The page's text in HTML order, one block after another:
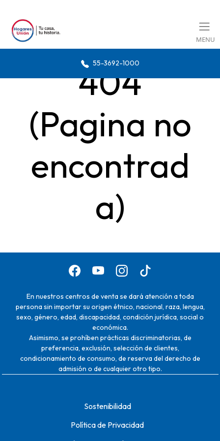
MENU
55-3692-1000
404
(Pagina no
encontrad
a)
En nuestros centros de venta se dará atención a toda
persona sin importar su origen étnico, nacional, raza, lengua,
sexo, género, edad, discapacidad, condición jurídica, social o
económica.
Asimismo, se prohíben prácticas discriminatorias, de
preferencia, exclusión, selección de clientes,
condicionamiento de consumo, de reserva del derecho de
admisión o de cualquier otro tipo.
Sostenibilidad
Política de Privacidad